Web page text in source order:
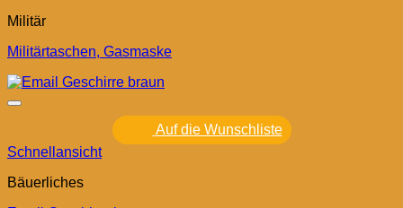
Militär
Militärtaschen, Gasmaske
Auf die Wunschliste
Schnellansicht
Bäuerliches